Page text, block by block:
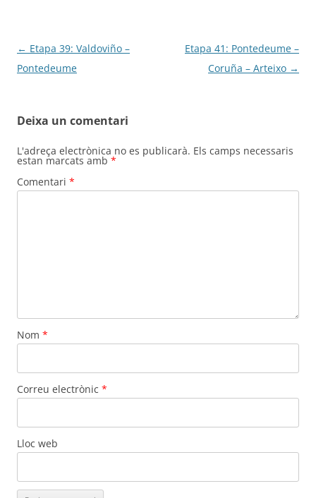
Navegació
per
← Etapa 39: Valdoviño –
Pontedeume
Etapa 41: Pontedeume –
Coruña – Arteixo →
Deixa un comentari
L'adreça electrònica no es publicarà. Els camps necessaris
estan marcats amb *
Comentari *
Nom *
Correu electrònic *
Lloc web